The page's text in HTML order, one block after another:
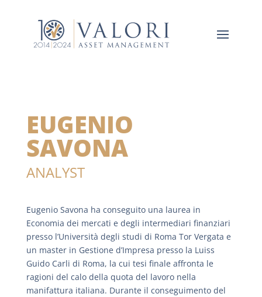
EUGENIO
SAVONA
ANALYST
Eugenio Savona ha conseguito una laurea in
Economia dei mercati e degli intermediari finanziari
presso l’Università degli studi di Roma Tor Vergata e
un master in Gestione d’Impresa presso la Luiss
Guido Carli di Roma, la cui tesi finale affronta le
ragioni del calo della quota del lavoro nella
manifattura italiana. Durante il conseguimento del